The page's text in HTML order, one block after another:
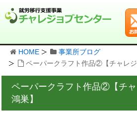
HOME
事業所ブログ
ペーパークラフト作品②【チャレジ
ペーパークラフト作品②【チ
鴻巣】